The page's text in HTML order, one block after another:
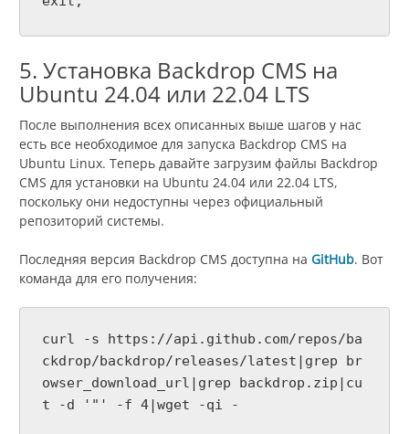
5. Установка Backdrop CMS на
Ubuntu 24.04 или 22.04 LTS
После выполнения всех описанных выше шагов у нас
есть все необходимое для запуска Backdrop CMS на
Ubuntu Linux. Теперь давайте загрузим файлы Backdrop
CMS для установки на Ubuntu 24.04 или 22.04 LTS,
поскольку они недоступны через официальный
репозиторий системы.
Последняя версия Backdrop CMS доступна на GitHub. Вот
команда для его получения:
curl -s https://api.github.com/repos/ba
ckdrop/backdrop/releases/latest|grep br
owser_download_url|grep backdrop.zip|cu
t -d '"' -f 4|wget -qi -